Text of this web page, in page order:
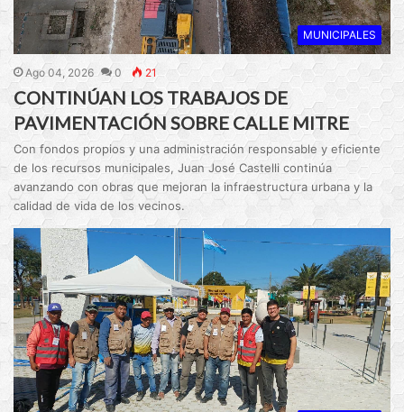
MUNICIPALES
Ago 04, 2026 0 21
CONTINÚAN LOS TRABAJOS DE
PAVIMENTACIÓN SOBRE CALLE MITRE
Con fondos propios y una administración responsable y eficiente
de los recursos municipales, Juan José Castelli continúa
avanzando con obras que mejoran la infraestructura urbana y la
calidad de vida de los vecinos.